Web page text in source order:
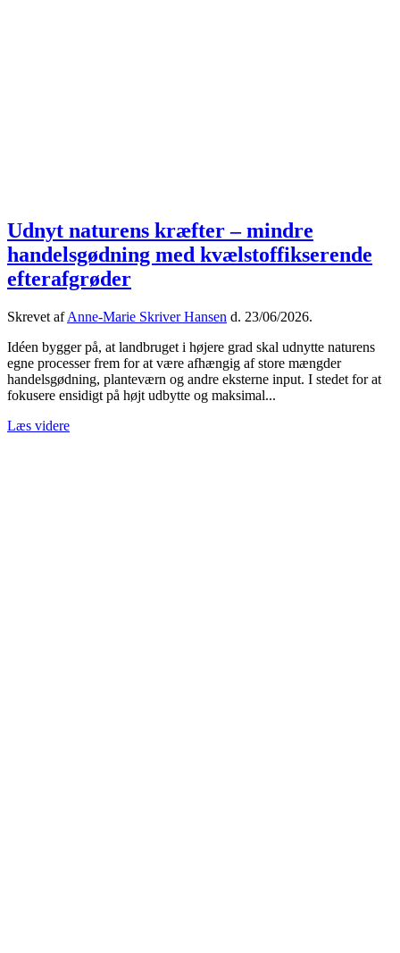
Udnyt naturens kræfter – mindre
handelsgødning med kvælstoffikserende
efterafgrøder
Skrevet afAnne-Marie Skriver Hansen d. 23/06/2026.
Idéen bygger på, at landbruget i højere grad skal udnytte naturens
egne processer frem for at være afhængig af store mængder
handelsgødning, planteværn og andre eksterne input. I stedet for at
fokusere ensidigt på højt udbytte og maksimal...
Læs videre